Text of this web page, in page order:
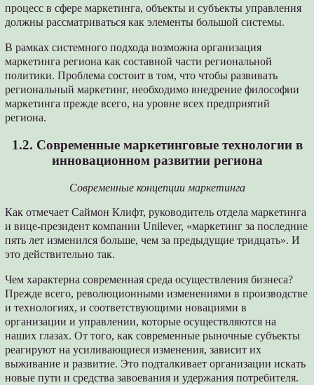
процесс в сфере маркетинга, объекты и субъекты управления
должны рассматриваться как элементы большой системы.
В рамках системного подхода возможна организация
маркетинга региона как составной части региональной
политики. Проблема состоит в том, что чтобы развивать
региональный маркетинг, необходимо внедрение философии
маркетинга прежде всего, на уровне всех предприятий
региона.
1.2. Современные маркетинговые технологии в
инновационном развитии региона
Современные концепции маркетинга
Как отмечает Саймон Клифт, руководитель отдела маркетинга
и вице-президент компании Unilever, «маркетинг за последние
пять лет изменился больше, чем за предыдущие тридцать». И
это действительно так.
Чем характерна современная среда осуществления бизнеса?
Прежде всего, революционными изменениями в производстве
и технологиях, и соответствующими новациями в
организации и управлении, которые осуществляются на
наших глазах. От того, как современные рыночные субъекты
реагируют на усиливающиеся изменения, зависит их
выживание и развитие. Это подталкивает организации искать
новые пути и средства завоевания и удержания потребителя.